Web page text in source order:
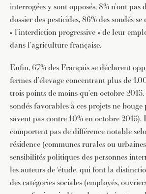
interrogées y sont opposés, 8% n’ont pas
dossier des pesticides, 86% des sondés
« l’interdiction progressive » de leur
dans l’agriculture française.
Enfin, 67% des Français se déclarent
fermes d’élevage concentrant plus de
trois points de moins qu’en octobre
sondés favorables à ces projets ne bouge
savent pas contre 10% en octobre 2015).
comportent pas de différence notable
résidence (communes rurales ou
sensibilités politiques des personnes
les auteurs de ‘étude, qui font la
des catégories sociales (employés,